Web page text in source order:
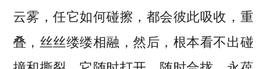
云雾，任它如何碰擦，都会彼此吸收，重
叠，丝丝缕缕相融，然后，根本看不出碰